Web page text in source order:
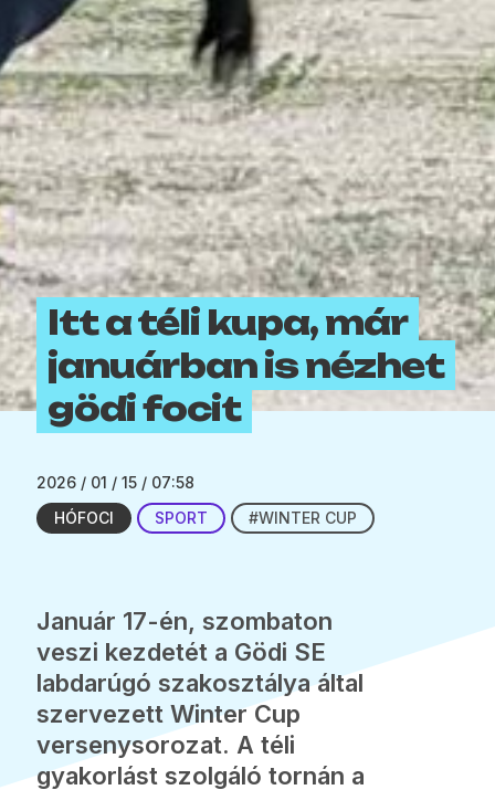
Itt a téli kupa, már
januárban is nézhet
gödi focit
2026 / 01 / 15 / 07:58
HÓFOCI
SPORT #WINTER CUP
Január 17-én, szombaton
veszi kezdetét a Gödi SE
labdarúgó szakosztálya által
szervezett Winter Cup
versenysorozat. A téli
gyakorlást szolgáló tornán a